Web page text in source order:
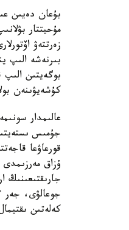
بۇعان دەيىن
مۇحيتتار
زەرتتەۋ
بىرنەشە الىپ
بوگەيتىن
كۇشەيۋىنەن
عالىمدار
جۇمىس
قورعاۋعا
ۇزاق
جارىقتىعىنىڭ
جوعالۋى، جەر
كەلەتىن